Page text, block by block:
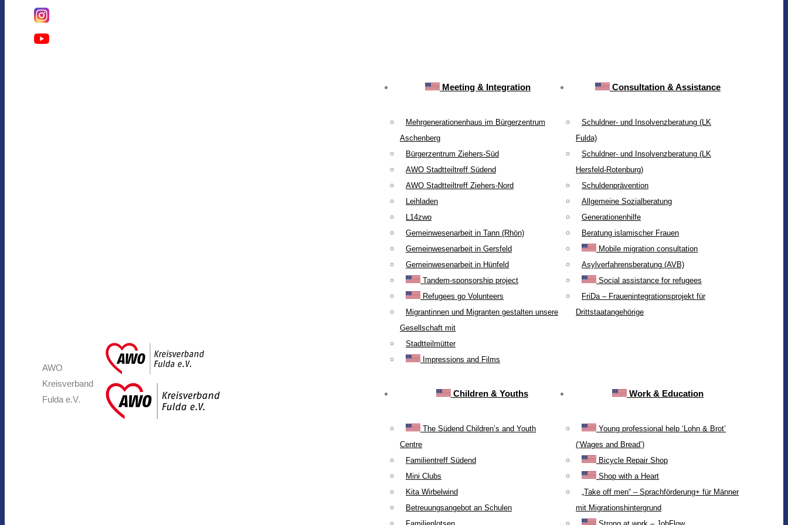
AWO
Kreisverband
Fulda e.V.
Meeting & Integration
Mehrgenerationenhaus im Bürgerzentrum
Aschenberg
Bürgerzentrum Ziehers-Süd
AWO Stadtteiltreff Südend
AWO Stadtteiltreff Ziehers-Nord
Leihladen
L14zwo
Gemeinwesenarbeit in Tann (Rhön)
Gemeinwesenarbeit in Gersfeld
Gemeinwesenarbeit in Hünfeld
Tandem-sponsorship project
Refugees go Volunteers
Migrantinnen und Migranten gestalten unsere
Gesellschaft mit
Stadtteilmütter
Impressions and Films
Consultation & Assistance
Schuldner- und Insolvenzberatung (LK
Fulda)
Schuldner- und Insolvenzberatung (LK
Hersfeld-Rotenburg)
Schuldenprävention
Allgemeine Sozialberatung
Generationenhilfe
Beratung islamischer Frauen
Mobile migration consultation
Asylverfahrensberatung (AVB)
Social assistance for refugees
FriDa – Frauenintegrationsprojekt für
Drittstaatangehörige
Children & Youths
The Südend Children’s and Youth
Centre
Familientreff Südend
Mini Clubs
Kita Wirbelwind
Betreuungsangebot an Schulen
Work & Education
Young professional help ‘Lohn & Brot’
(‘Wages and Bread’)
Bicycle Repair Shop
Shop with a Heart
„Take off men“ – Sprachförderung+ für Männer
mit Migrationshintergrund